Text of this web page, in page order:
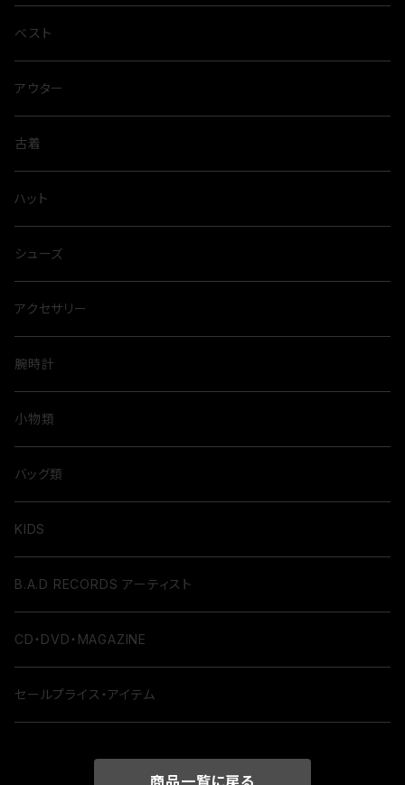
ベスト
アウター
古着
ハット
シューズ
アクセサリー
腕時計
小物類
バッグ類
KIDS
B.A.D RECORDS アーティスト
CD・DVD・MAGAZINE
セールプライス・アイテム
商品一覧に戻る